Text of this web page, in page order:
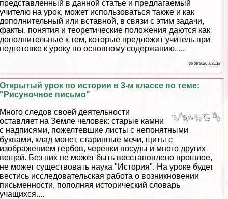
представленный в данной статье и предлагаемый
учителю на урок, может использоваться также и как
дополнительный или вставной, в связи с этим задачи,
факты, понятия и теоретические положения даются как
дополнительные к тем, которые предложит учитель при
подготовке к уроку по основному содержанию. ...
06 08 2026 9:35:18
Открытый урок по истории в 3-м классе по теме:
"Рисуночное письмо"
Много следов своей деятельности
оставляет на Земле человек: старые камни
с надписями, пожелтевшие листы с непонятными
буквами, клад монет, старинные мечи, щиты с
изображением гербов, черепки посуды и много других
вещей. Без них не может быть восстановлено прошлое,
не может существовать наука "История". На уроке будет
вестись исследовательская работа о возникновении
письменности, пополняя исторический словарь
учащихся....